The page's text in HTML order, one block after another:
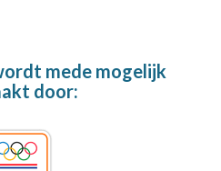
mede mogelijk
door: